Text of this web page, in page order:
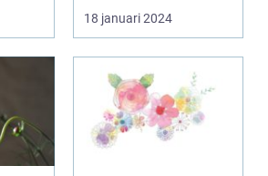
färgstark och charmig
växt s...
18 januari 2024